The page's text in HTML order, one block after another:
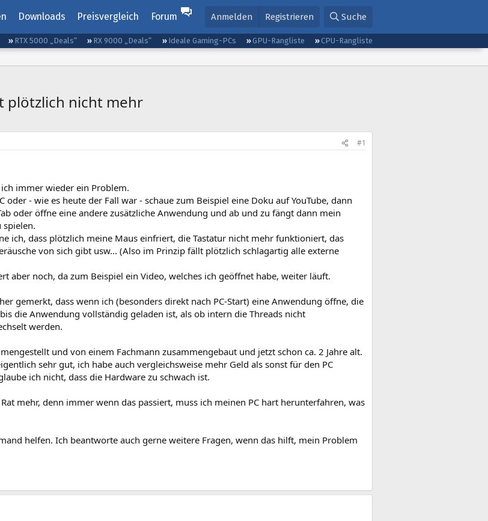
Downloads Preisvergleich Forum Anmelden Registrieren Suche
RTX 5000 „Deals“ RX 9000 „Deals“ Ideale Gaming-PCs GPU-Rangliste
CPU-Rangliste
plötzlich nicht mehr
#1
immer wieder ein Problem.
oder - wie es heute der Fall war - schaue zum Beispiel eine Doku auf YouTube, dann
oder öffne eine andere zusätzliche Anwendung und ab und zu fängt dann mein
spielen.
ich, dass plötzlich meine Maus einfriert, die Tastatur nicht mehr funktioniert, das
von sich gibt usw... (Also im Prinzip fällt plötzlich schlagartig alle externe
aber noch, da zum Beispiel ein Video, welches ich geöffnet habe, weiter läuft.
gemerkt, dass wenn ich (besonders direkt nach PC-Start) eine Anwendung öffne, die
die Anwendung vollständig geladen ist, als ob intern die Threads nicht
werden.
und von einem Fachmann zusammengebaut und jetzt schon ca. 2 Jahre alt.
sehr gut, ich habe auch vergleichsweise mehr Geld als sonst für den PC
ich nicht, dass die Hardware zu schwach ist.
mehr, denn immer wenn das passiert, muss ich meinen PC hart herunterfahren, was
helfen. Ich beantworte auch gerne weitere Fragen, wenn das hilft, mein Problem